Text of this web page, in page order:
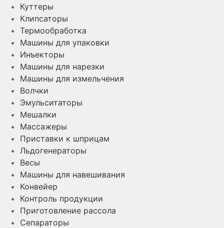
Куттеры
Клипсаторы
Термообработка
Машины для упаковки
Инъекторы
Машины для нарезки
Машины для измельчения
Волчки
Эмульситаторы
Мешалки
Массажеры
Приставки к шприцам
Льдогенераторы
Весы
Машины для навешивания
Конвейер
Контроль продукции
Приготовление рассола
Сепараторы